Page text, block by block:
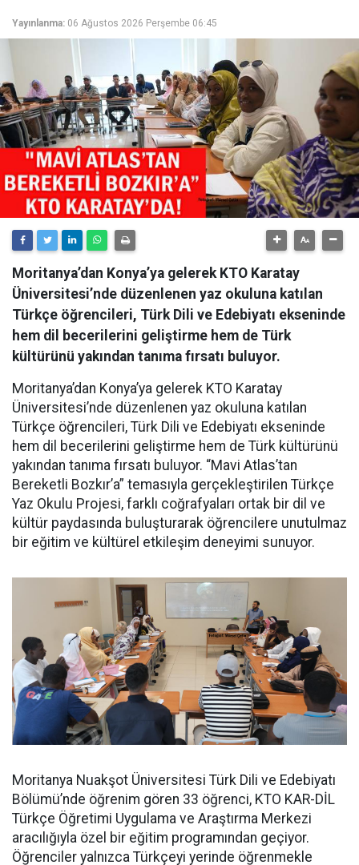
Yayınlanma: 06 Ağustos 2026 Perşembe 06:45
Moritanya’dan Konya’ya gelerek KTO Karatay
Üniversitesi’nde düzenlenen yaz okuluna katılan
Türkçe öğrencileri, Türk Dili ve Edebiyatı ekseninde
hem dil becerilerini geliştirme hem de Türk
kültürünü yakından tanıma fırsatı buluyor.
Moritanya’dan Konya’ya gelerek KTO Karatay
Üniversitesi’nde düzenlenen yaz okuluna katılan
Türkçe öğrencileri, Türk Dili ve Edebiyatı ekseninde
hem dil becerilerini geliştirme hem de Türk kültürünü
yakından tanıma fırsatı buluyor. “Mavi Atlas’tan
Bereketli Bozkır’a” temasıyla gerçekleştirilen Türkçe
Yaz Okulu Projesi, farklı coğrafyaları ortak bir dil ve
kültür paydasında buluşturarak öğrencilere unutulmaz
bir eğitim ve kültürel etkileşim deneyimi sunuyor.
Moritanya Nuakşot Üniversitesi Türk Dili ve Edebiyatı
Bölümü’nde öğrenim gören 33 öğrenci, KTO KAR-DİL
Türkçe Öğretimi Uygulama ve Araştırma Merkezi
aracılığıyla özel bir eğitim programından geçiyor.
Öğrenciler yalnızca Türkçeyi yerinde öğrenmekle